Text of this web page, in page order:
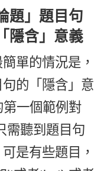
題」題目句
隱含」意義
單的情況是，
的「隱含」意
一個範例對
需聽到題目句
是有些題目，